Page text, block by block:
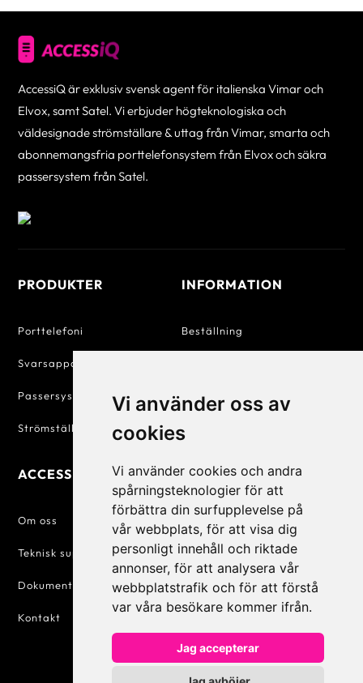
Vi använder oss av
cookies
Vi använder cookies och andra
spårningsteknologier för att
förbättra din surfupplevelse på
vår webbplats, för att visa dig
personligt innehåll och riktade
annonser, för att analysera vår
webbplatstrafik och för att förstå
var våra besökare kommer ifrån.
Jag accepterar
AccessiQ är exklusiv svensk agent för italienska Vimar och
Elvox, samt Satel. Vi erbjuder högteknologiska och
väldesignade strömställare & uttag från Vimar, smarta och
abonnemangsfria porttelefonsystem från Elvox och säkra
passersystem från Satel.
PRODUKTER
Porttelefoni
Svarsapparater
Passersystem
Strömställare & Uttag
ACCESSIQ
Om oss
Teknisk support
Dokumentation
Kontakt
INFORMATION
Beställning
Försäljningsvillkor
Personuppgiftspolicy
KONTAKT
 +46 31 830 222
 info@accessiq.se

Magasinsgatan 35,
Kungsbacka